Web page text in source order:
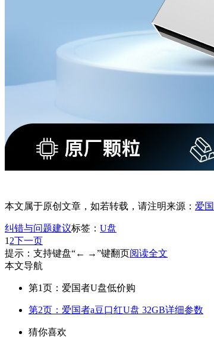
本文属于原创文章，如若转载，请注明来源： 爱
纠错与问题建议标签： U盘
1 2下一页
提示：支持键盘“← →”键翻页阅读全文
本文导航
第1页：爱国者U盘低价购
第2页：爱国者a豆口红U盘 32GB详细参数
猜你喜欢